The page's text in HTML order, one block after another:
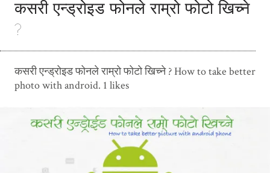
कसरी एन्ड्रोइड फोनले राम्रो फोटो खिच्ने
?
कसरी एन्ड्रोइड फोनले राम्रो फोटो खिच्ने ? How to take better
photo with android. 1 likes